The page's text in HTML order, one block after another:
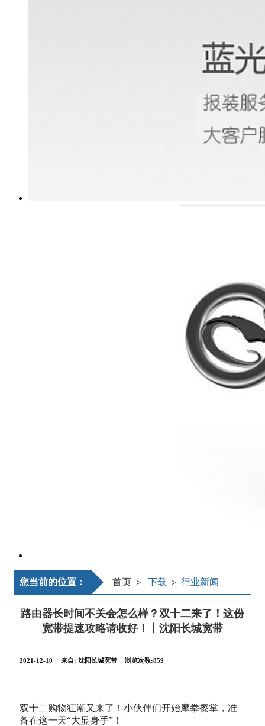
您当前的位置： 首页 > 下载 > 行业新闻
路由器长时间不关会怎么样？双十二来了！这份
宽带提速攻略请收好！丨沈阳长城宽带
2021-12-10 来自: 沈阳长城宽带 浏览次数:859
双十二购物狂潮又来了！小伙伴们开始摩拳擦掌，准
备在这一天“大显身手”！